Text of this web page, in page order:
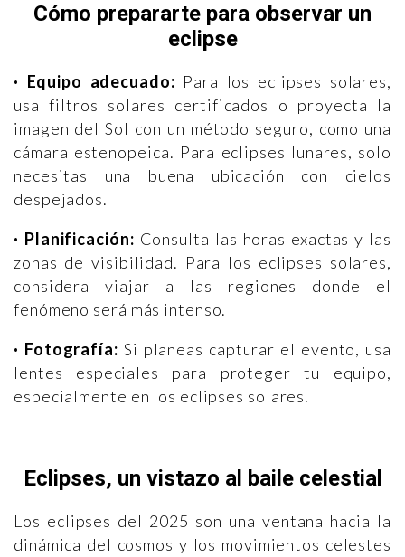
Cómo prepararte para observar un
eclipse
· Equipo adecuado: Para los eclipses solares,
usa filtros solares certificados o proyecta la
imagen del Sol con un método seguro, como una
cámara estenopeica. Para eclipses lunares, solo
necesitas una buena ubicación con cielos
despejados.
· Planificación: Consulta las horas exactas y las
zonas de visibilidad. Para los eclipses solares,
considera viajar a las regiones donde el
fenómeno será más intenso.
· Fotografía: Si planeas capturar el evento, usa
lentes especiales para proteger tu equipo,
especialmente en los eclipses solares.
Eclipses, un vistazo al baile celestial
Los eclipses del 2025 son una ventana hacia la
dinámica del cosmos y los movimientos celestes